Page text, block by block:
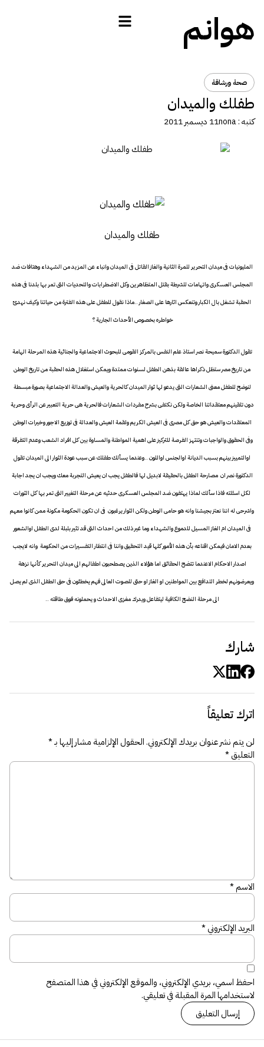
هوانم
صحة ورشاقة
طفلك والميدان
كتبه :nona11 ديسمبر 2011
طفلك والميدان
المليونيات فى ميدان التحرير للمرة الثانية والغاز القاتل فى الميدان وانباء عن المزيد من الشهداء وهتافات ضد
المجلس العسكرى واتهامات للشرطة بقتل المتظاهرين وكل الاضطرابات والتحديات التى تمر بها بلدنا فى هذه
الحقبة تشغل بال الكبار وتنعكس اثارها على الصغار ..ماذا نقول للطفل على هذه الفترة من حياتنا وكيف نهدئ
خواطره بخصوص الأحداث الجارية ؟
تقول الدكتورة سميحة نصر استاذ علم النفس بالمركز القومى للبحوث الاجتماعية والجنائية هذه المرحلة الهامة
من تاريخ مصر ستظل ذكراها عالقة بذهن الطفل لسنوات ممتدة ويمكن استغلال هذه الحقبة من تاريخ الوطن
لنوضح للطفل معنى الشعارات التى يدعو لها ثوار الميدان كالحرية والعيش والعدالة الاجتماعية بصورة مبسطة
دون تلقينهم معتقداتنا الخاصة ولكن نكتفى بشرح مفردات الشعارات فالحرية هى حرية التعبير عن الرأى وحرية
المعتقدات والعيش هو حق كل مصرى فى العيش الكريم ولقمة العيش والعدالة فى توزيع الاجور وخيرات الوطن
وفى الحقوق والواجبات وتنتهز الفرصة للتركيز على اهمية المواطنة والمساوة بين كل افراد الشعب وعدم التفرقة
اوالتمييز بينهم بسبب الديانة اوالجنس اواللون ..وعندما يسألك طفلك عن سبب عودة الثوار الى الميدان تقول
الدكتورة نصر ان مصارحة الطفل بالحقيقة لابديل لها فالطفل يجب ان يعيش التجربة معك ويجب ان يجد اجابة
لكل اسئلته فاذا سألك لماذا يهتفون ضد المجلس العسكرى حدثيه عن مرحلة التغيير التى تمر بها كل الثورات
واشرحى له اننا نعتز بجيشنا وانه هو حامى الوطن ولكن الثوار يرغبون فى ان تكون الحكومة مكونة ممن كانوا معهم
فى الميدان ام الغاز المسيل للدموع والشهداء وما غير ذلك من احداث التى قد تثير بلبلة لدى الطفل اوالشعور
بعدم الامان فيمكن اقناعه بأن هذه الأمور كلها قيد التحقيق واننا فى انتظار التفسيرات من الحكومة وانه لايجب
اصدار الاحكام الاعندما تتضح الحقائق اما هؤلاء الذين يصطحبون اطفالهم الى ميدان التحرير كأنها نزهة
ويعرضونهم لخطر التدافع بين المواطنين او الغاز او حتى للصوت العالى فهم يخطئون فى حق الطفل الذى لم يصل
الى مرحلة النضج الكافية ليتفاعل ويدرك مغزى الاحداث و يحملونه فوق طاقته ..
شارك
اترك تعليقاً
لن يتم نشر عنوان بريدك الإلكتروني.الحقول الإلزامية مشار إليها بـ*
التعليق*
الاسم*
البريد الإلكتروني*
احفظ اسمي، بريدي الإلكتروني، والموقع الإلكتروني في هذا المتصفح
لاستخدامها المرة المقبلة في تعليقي.